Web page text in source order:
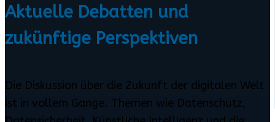
Aktuelle Debatten und
zukünftige Perspektiven
Die Diskussion über die Zukunft der digitalen Welt
ist in vollem Gange. Themen wie Datenschutz,